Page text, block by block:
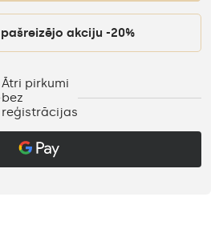
Aktivizēt pašreizējo akciju -20%
Ātri pirkumi
bez
reģistrācijas